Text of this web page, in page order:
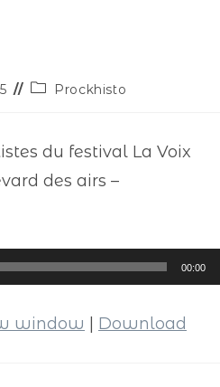
Prockhisto
du festival La Voix
des airs –
00:00
window Download